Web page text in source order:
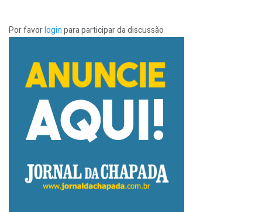
Por favorloginpara participar da discussão